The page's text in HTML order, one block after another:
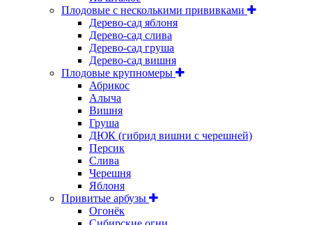
Плодовые с несколькими прививками
Дерево-сад яблоня
Дерево-сад слива
Дерево-сад груша
Дерево-сад вишня
Плодовые крупномеры
Абрикос
Алыча
Вишня
Груша
ДЮК (гибрид вишни с черешней)
Персик
Слива
Черешня
Яблоня
Привитые арбузы
Огонёк